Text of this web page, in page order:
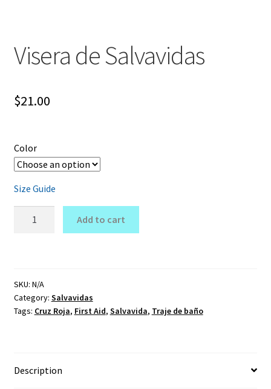
Visera de Salvavidas
$21.00
Color
Size Guide
Add to cart
SKU: N/A
Category: Salvavidas
Tags: Cruz Roja, First Aid, Salvavida, Traje de baño
Description